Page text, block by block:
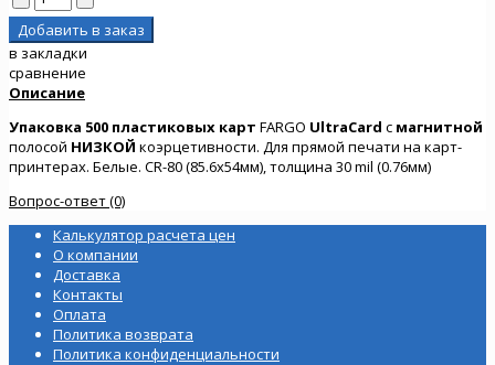
в закладки
сравнение
Описание
Упаковка 500 пластиковых карт FARGO UltraCard с магнитной
полосой НИЗКОЙ коэрцетивности. Для прямой печати на карт-
принтерах. Белые. СR-80 (85.6х54мм), толщина 30 mil (0.76мм)
Вопрос-ответ (0)
Калькулятор расчета цен
О компании
Доставка
Контакты
Оплата
Политика возврата
Политика конфиденциальности